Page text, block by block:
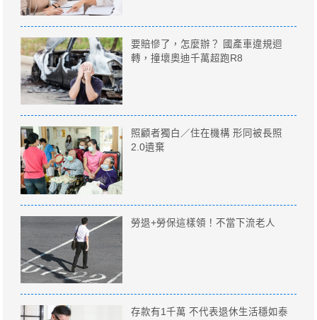
要賠慘了，怎麼辦？ 國產車違規迴
轉，撞壞奧迪千萬超跑R8
照顧者獨白／住在機構 形同被長照
2.0遺棄
勞退+勞保這樣領！不當下流老人
存款有1千萬 不代表退休生活穩如泰